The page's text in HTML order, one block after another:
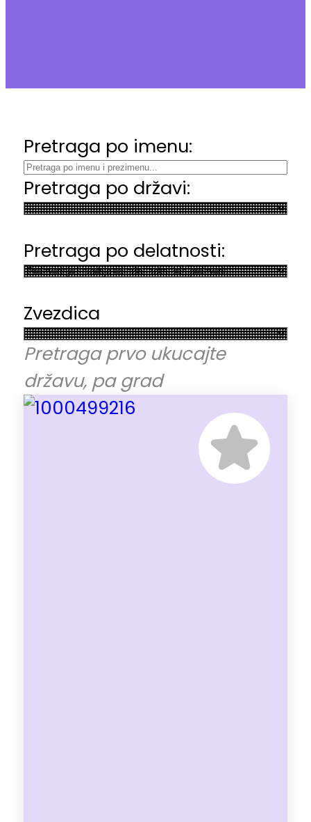
Pretraga po imenu:
Pretraga po državi:
Pretraga po delatnosti:
Zvezdica
Pretraga prvo ukucajte
državu, pa grad